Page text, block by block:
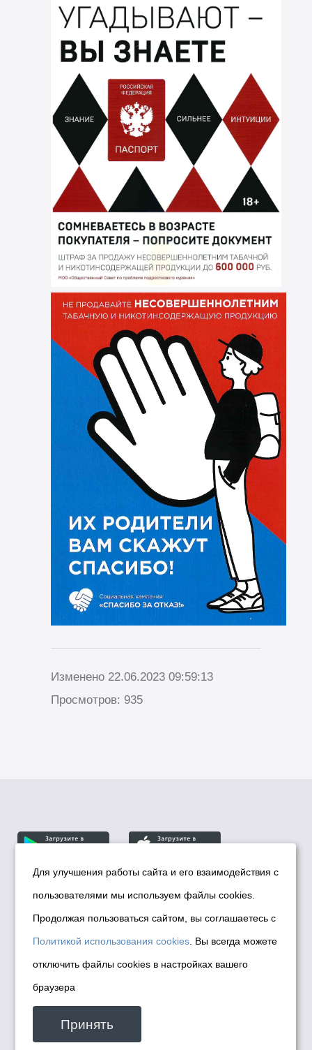
Изменено 22.06.2023 09:59:13
Просмотров: 935
© Департамент информационной политики мэрии
города Новосибирска, 2026
Политика использования Cookies
Политика по обработке персональных
данных в информационных системах
мэрии города Новосибирска
malinchukvl@mail.ru
Для улучшения работы сайта и его взаимодействия с
пользователями мы используем файлы cookies.
Продолжая пользоваться сайтом, вы соглашаетесь с
Политикой использования cookies . Вы всегда можете
отключить файлы cookies в настройках вашего
браузера
Принять